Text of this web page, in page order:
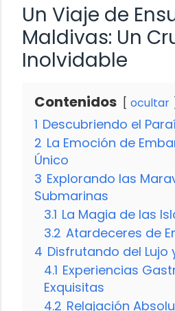
Un Viaje de
Maldivas: Un
Inolvidable
Contenidos ocultar
1 Descubriendo el
2 La Emoción de
Único
3 Explorando las
Submarinas
3.1 La Magia de las
3.2 Atardeceres de
4 Disfrutando del
4.1 Experiencias
Exquisitas
4.2 Relajación